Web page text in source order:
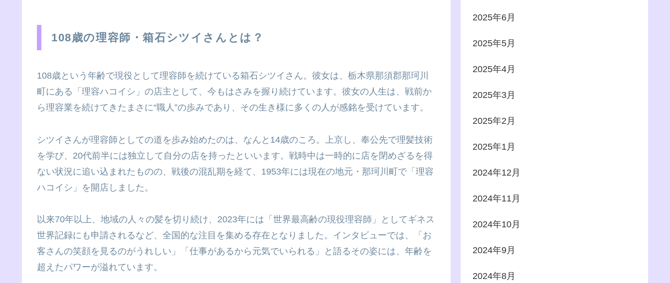
108歳の理容師・箱石シツイさんとは？
108歳という年齢で現役として理容師を続けている箱石シツイさん。彼女は、栃木県那須郡那珂川
町にある「理容ハコイシ」の店主として、今もはさみを握り続けています。彼女の人生は、戦前か
ら理容業を続けてきたまさに“職人”の歩みであり、その生き様に多くの人が感銘を受けています。
シツイさんが理容師としての道を歩み始めたのは、なんと14歳のころ。上京し、奉公先で理髪技術
を学び、20代前半には独立して自分の店を持ったといいます。戦時中は一時的に店を閉めざるを得
ない状況に追い込まれたものの、戦後の混乱期を経て、1953年には現在の地元・那珂川町で「理容
ハコイシ」を開店しました。
以来70年以上、地域の人々の髪を切り続け、2023年には「世界最高齢の現役理容師」としてギネス
世界記録にも申請されるなど、全国的な注目を集める存在となりました。インタビューでは、「お
客さんの笑顔を見るのがうれしい」「仕事があるから元気でいられる」と語るその姿には、年齢を
超えたパワーが溢れています。
2025年6月
2025年5月
2025年4月
2025年3月
2025年2月
2025年1月
2024年12月
2024年11月
2024年10月
2024年9月
2024年8月